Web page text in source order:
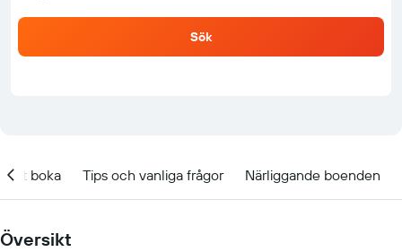
Sök
att boka Tips och vanliga frågor Närliggande boenden
Översikt